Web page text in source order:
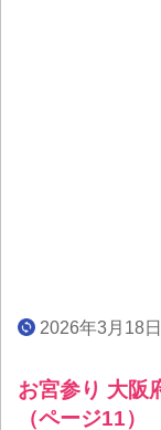
2026年3月18
お宮参り 大阪
（ページ11）